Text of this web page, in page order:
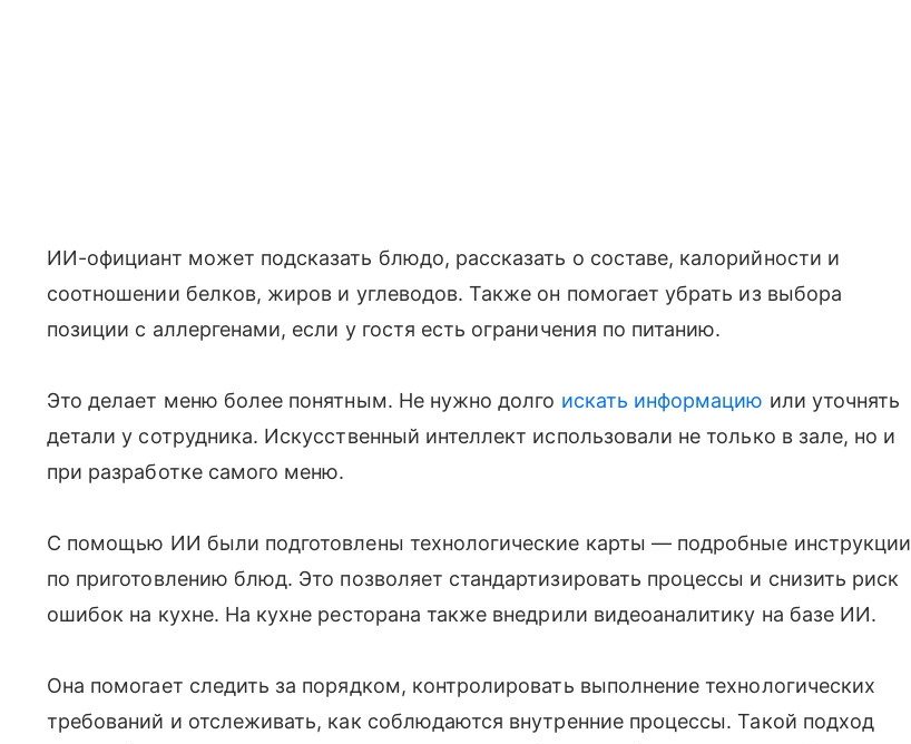
ИИ-официант может подсказать блюдо, рассказать о составе, калорийности и
соотношении белков, жиров и углеводов. Также он помогает убрать из выбора
позиции с аллергенами, если у гостя есть ограничения по питанию.
Это делает меню более понятным. Не нужно долго искать информацию или уточнять
детали у сотрудника. Искусственный интеллект использовали не только в зале, но и
при разработке самого меню.
С помощью ИИ были подготовлены технологические карты — подробные инструкции
по приготовлению блюд. Это позволяет стандартизировать процессы и снизить риск
ошибок на кухне. На кухне ресторана также внедрили видеоаналитику на базе ИИ.
Она помогает следить за порядком, контролировать выполнение технологических
требований и отслеживать, как соблюдаются внутренние процессы. Такой подход